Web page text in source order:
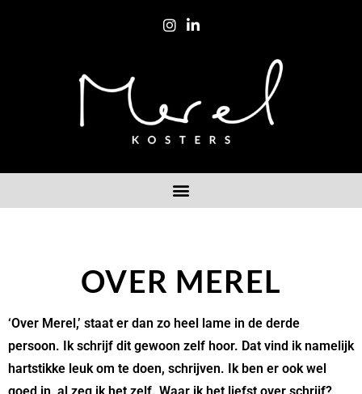
OVER MEREL
‘Over Merel,’ staat er dan zo heel lame in de derde
persoon. Ik schrijf dit gewoon zelf hoor. Dat vind ik namelijk
hartstikke leuk om te doen, schrijven. Ik ben er ook wel